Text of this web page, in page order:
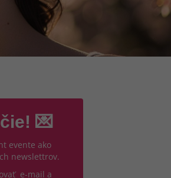
💌
evente ako
newslettrov.
e-mail a